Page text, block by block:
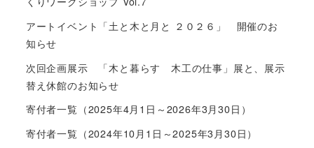
アートイベント「土と木と月と ２０２６」 開催のお
知らせ
次回企画展示 「木と暮らす 木工の仕事」展と、展示
替え休館のお知らせ
寄付者一覧（2025年4月1日～2026年3月30日）
寄付者一覧（2024年10月1日～2025年3月30日）